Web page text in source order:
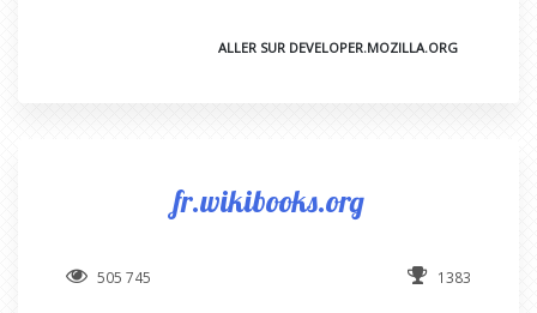
ALLER SUR DEVELOPER.MOZILLA.ORG
fr.wikibooks.org
505 745 1383